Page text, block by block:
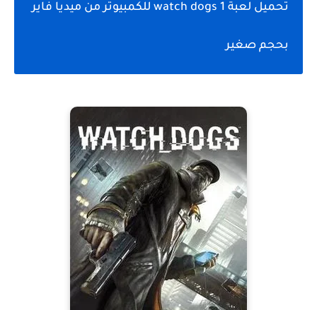
تحميل لعبة watch dogs 1 للكمبيوتر من ميديا فاير
بحجم صغير